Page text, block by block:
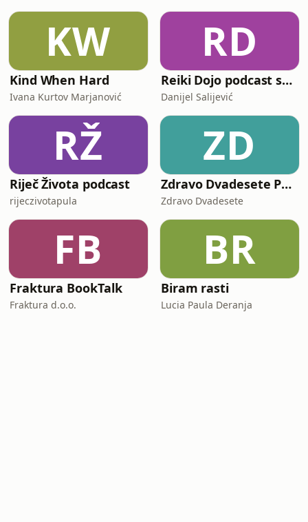
KW
Kind When Hard
Ivana Kurtov Marjanović
RD
Reiki Dojo podcast show
Danijel Salijević
RŽ
Riječ Života podcast
rijeczivotapula
ZD
Zdravo Dvadesete Podkast
Zdravo Dvadesete
FB
Fraktura BookTalk
Fraktura d.o.o.
BR
Biram rasti
Lucia Paula Deranja